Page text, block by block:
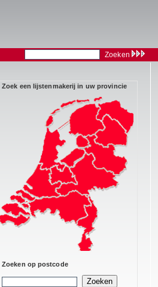
Zoeken
Zoek een lijstenmakerij in uw provincie
Zoeken op postcode